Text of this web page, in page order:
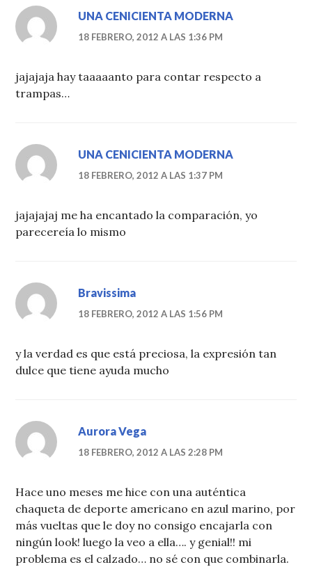
UNA CENICIENTA MODERNA
18 FEBRERO, 2012 A LAS 1:36 PM
jajajaja hay taaaaanto para contar respecto a
trampas…
UNA CENICIENTA MODERNA
18 FEBRERO, 2012 A LAS 1:37 PM
jajajajaj me ha encantado la comparación, yo
parecereía lo mismo
Bravissima
18 FEBRERO, 2012 A LAS 1:56 PM
y la verdad es que está preciosa, la expresión tan
dulce que tiene ayuda mucho
Aurora Vega
18 FEBRERO, 2012 A LAS 2:28 PM
Hace uno meses me hice con una auténtica
chaqueta de deporte americano en azul marino, por
más vueltas que le doy no consigo encajarla con
ningún look! luego la veo a ella…. y genial!! mi
problema es el calzado… no sé con que combinarla.